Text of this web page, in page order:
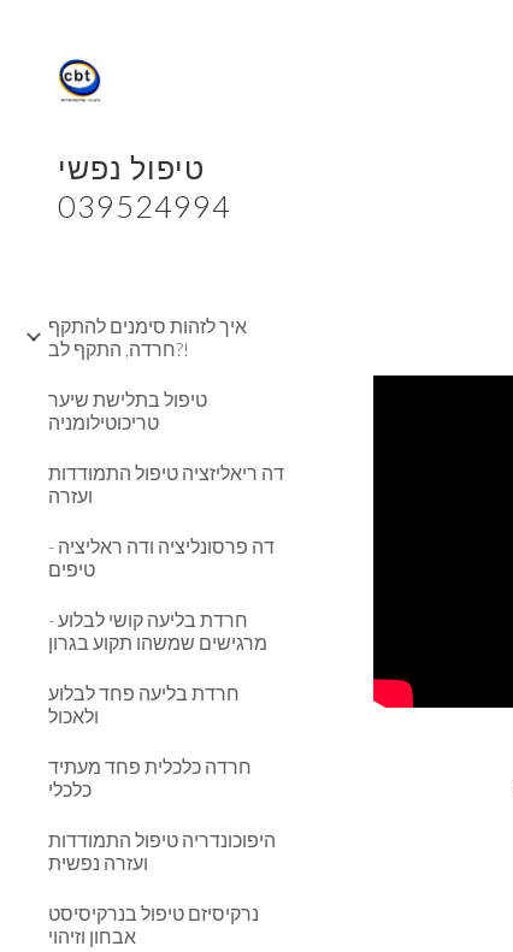
טיפול נפשי
039524994
איך לזהות סימנים להתקף
חרדה, התקף לב?!
טיפול בתלישת שיער
טריכוטילומניה
דה ריאליזציה טיפול התמודדות
ועזרה
דה פרסונליציה ודה ראליציה -
טיפים
חרדת בליעה קושי לבלוע -
מרגישים שמשהו תקוע בגרון
חרדת בליעה פחד לבלוע
ולאכול
חרדה כלכלית פחד מעתיד
כלכלי
היפוכונדריה טיפול התמודדות
ועזרה נפשית
נרקיסיזם טיפול בנרקיסיסט
אבחון וזיהוי